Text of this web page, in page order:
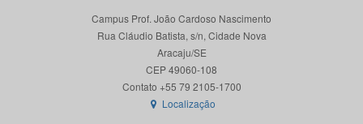
Campus Prof. João Cardoso Nascimento
Rua Cláudio Batista, s/n, Cidade Nova
Aracaju/SE
CEP 49060-108
Localização